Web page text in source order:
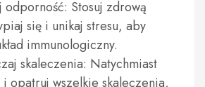
odporność: Stosuj zdrową
się i unikaj stresu, aby
immunologiczny.
skaleczenia: Natychmiast
opatruj wszelkie skaleczenia,